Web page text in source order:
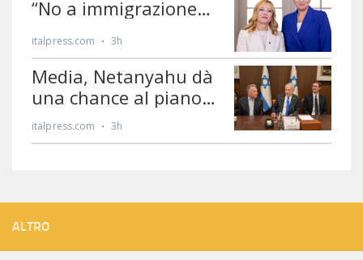
ALTRO